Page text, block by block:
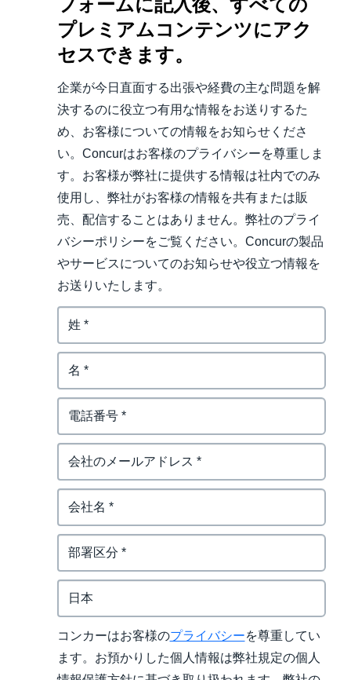
フォームに記入後、すべての
プレミアムコンテンツにアク
セスできます。
企業が今日直面する出張や経費の主な問題を解
決するのに役立つ有用な情報をお送りするた
め、お客様についての情報をお知らせくださ
い。Concurはお客様のプライバシーを尊重しま
す。お客様が弊社に提供する情報は社内でのみ
使用し、弊社がお客様の情報を共有または販
売、配信することはありません。弊社のプライ
バシーポリシーをご覧ください。Concurの製品
やサービスについてのお知らせや役立つ情報を
お送りいたします。
コンカーはお客様のプライバシーを尊重してい
ます。お預かりした個人情報は弊社規定の個人